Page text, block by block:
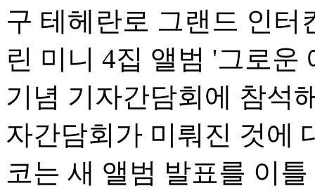
구 테헤란로 그랜드 인
린 미니 4집 앨범 '그로운
기념 기자간담회에 참석
자간담회가 미뤄진 것에
코는 새 앨범 발표를 이